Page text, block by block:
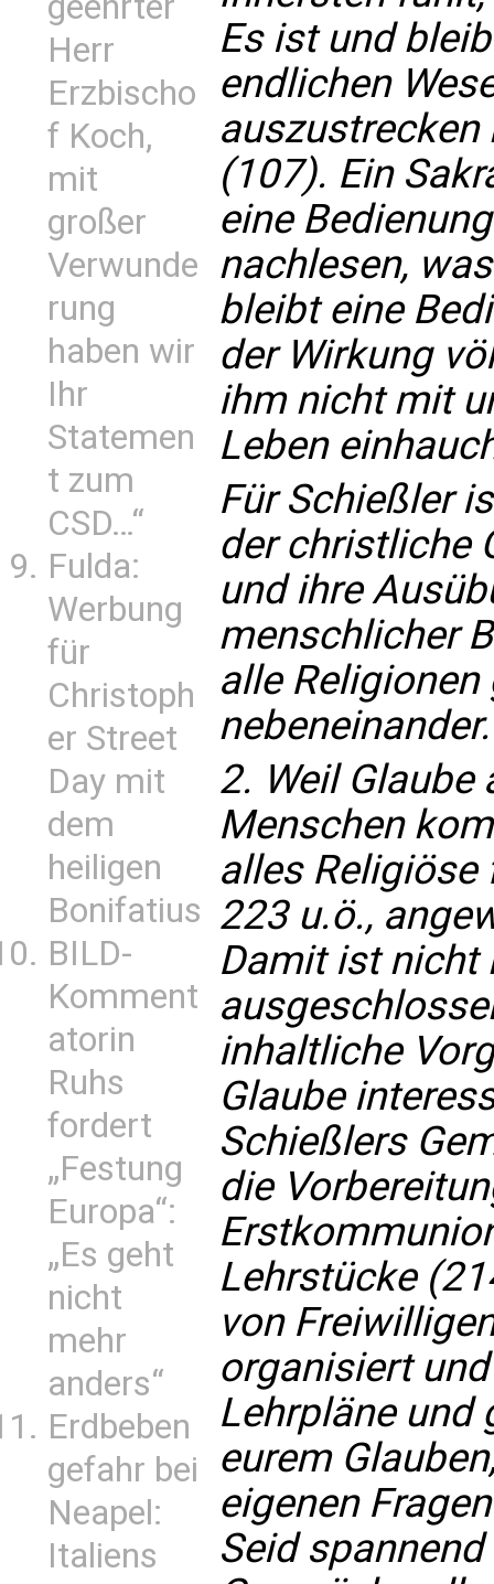
Herr
Erzbischo
f Koch,
mit
großer
Verwunde
rung
haben wir
Ihr
Statemen
t zum
CSD…“
Fulda:
Werbung
für
Christoph
er Street
Day mit
dem
heiligen
Bonifatius
BILD-
Komment
atorin
Ruhs
fordert
„Festung
Europa“:
„Es geht
nicht
mehr
anders“
Erdbeben
gefahr bei
Neapel:
Italiens
Es ist und
endlichen
auszustrecken
(107). Ein
eine
nachlesen,
bleibt eine
der Wirkung
ihm nicht mit
Leben
Für Schießler
der christliche
und ihre
menschlicher
alle
nebeneinander.
2. Weil Glaube
Menschen
alles
223 u.ö.,
Damit ist nicht
inhaltliche
Glaube
Schießlers
die
Lehrstücke
von
organisiert und
Lehrpläne und
eurem
eigenen
Seid